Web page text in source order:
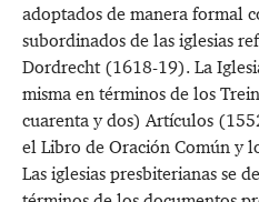
adoptados de manera formal
subordinados de las iglesias
Dordrecht (1618-19). La
misma en términos de los
cuarenta y dos) Artículos
el Libro de Oración Común y
Las iglesias presbiterianas se